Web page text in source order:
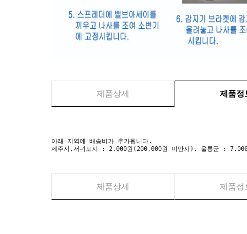
제품상세 제품정
아래 지역에 배송비가 추가됩니다.
제주시,서귀포시 : 2,000원(200,000원 미만시), 울릉군 :
제품상세 제품정